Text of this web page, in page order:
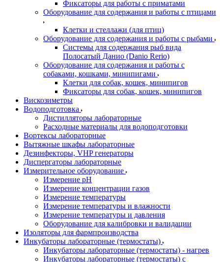
Фиксаторы для работы с приматами
Оборудование для содержания и работы с птицами
Клетки и стеллажи (для птиц)
Оборудование для содержания и работы с рыбами
Системы для содержания рыб вида
Полосатый Данио (Danio Rerio)
Оборудование для содержания и работы с
собаками, кошками, минипигами
Клетки для собак, кошек, минипигов
Фиксаторы для собак, кошек, минипигов
Вискозиметры
Водоподготовка
Дистилляторы лабораторные
Расходные материалы для водоподготовки
Вортексы лабораторные
Вытяжные шкафы лабораторные
Дезинфекторы, VHP генераторы
Диспергаторы лабораторные
Измерительное оборудование
Измерение pH
Измерение концентрации газов
Измерение температуры
Измерение температуры и влажности
Измерение температуры и давления
Оборудование для калибровки и валидации
Изоляторы для фармпроизводства
Инкубаторы лабораторные (термостаты)
Инкубаторы лабораторные (термостаты) - нагрев
Инкубаторы лабораторные (термостаты) с